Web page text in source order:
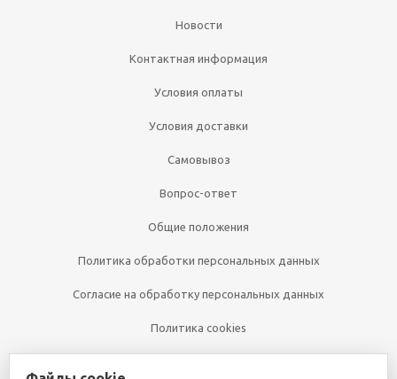
Новости
Контактная информация
Условия оплаты
Условия доставки
Самовывоз
Вопрос-ответ
Общие положения
Политика обработки персональных данных
Согласие на обработку персональных данных
Политика cookies